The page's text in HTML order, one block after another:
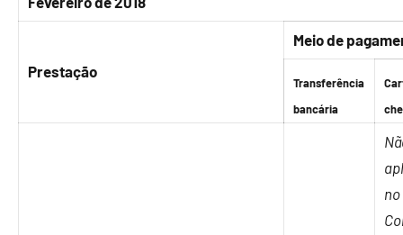
Prestação
Meio de
Transferência
bancária
no